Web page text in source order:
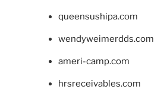
queensushipa.com
wendyweimerdds.com
ameri-camp.com
hrsreceivables.com